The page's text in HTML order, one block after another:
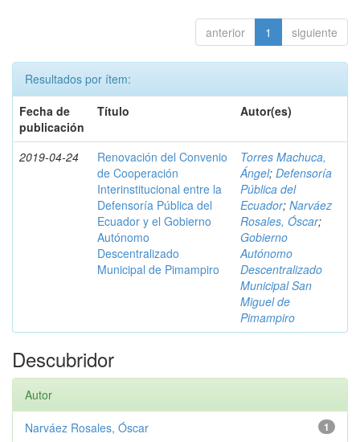
anterior 1 siguiente
Resultados por ítem:
Fecha de
publicación
Título Autor(es)
2019-04-24
Renovación del Convenio
de Cooperación
Interinstitucional entre la
Defensoría Pública del
Ecuador y el Gobierno
Autónomo
Descentralizado
Municipal de Pimampiro
Torres Machuca,
Ángel; Defensoría
Pública del
Ecuador; Narváez
Rosales, Óscar;
Gobierno
Autónomo
Descentralizado
Municipal San
Miguel de
Pimampiro
Descubridor
Autor
1
Narváez Rosales, Óscar